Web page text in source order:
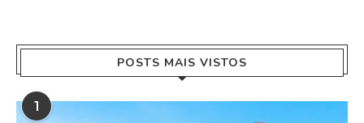
POSTS MAIS VISTOS
1